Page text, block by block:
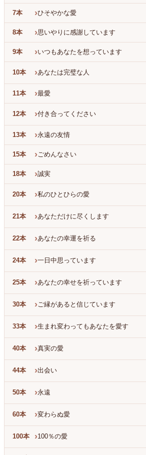
7本 ›ひそやかな愛
8本 ›思いやりに感謝しています
9本 ›いつもあなたを想っています
10本 ›あなたは完璧な人
11本 ›最愛
12本 ›付き合ってください
13本 ›永遠の友情
15本 › ごめんなさい
18本 ›誠実
20本 ›私のひとひらの愛
21本 ›あなただけに尽くします
22本 ›あなたの幸運を祈る
24本 ›一日中思っています
25本 ›あなたの幸せを祈っています
30本 ›ご縁があると信じています
33本 ›生まれ変わってもあなたを愛す
40本 ›真実の愛
44本 ›出会い
50本 ›永遠
60本 ›変わらぬ愛
100本 ›100％の愛